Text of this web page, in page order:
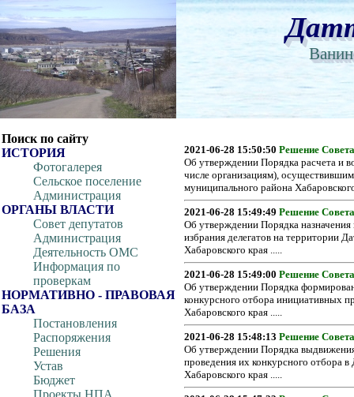
Версия для слабовидящих: Вкл Изображения:
Поиск по сайту
ИСТОРИЯ
Фотогалерея
Сельское поселение
Администрация
ОРГАНЫ ВЛАСТИ
Совет депутатов
Администрация
Деятельность ОМС
Информация по
проверкам
НОРМАТИВНО - ПРАВОВАЯ
БАЗА
Постановления
Распоряжения
Решения
Устав
Бюджет
Проекты НПА
2021-06-28 15:50:50 Решение
Об утверждении Порядка расчета и
числе организациям),
муниципального района
2021-06-28 15:49:49 Решение
Об утверждении Порядка назначения
избрания делегатов на территории
Хабаровского края .....
2021-06-28 15:49:00 Решение
Об утверждении Порядка
конкурсного отбора инициативных
Хабаровского края .....
2021-06-28 15:48:13 Решение
Об утверждении Порядка
проведения их конкурсного отбора
Хабаровского края .....